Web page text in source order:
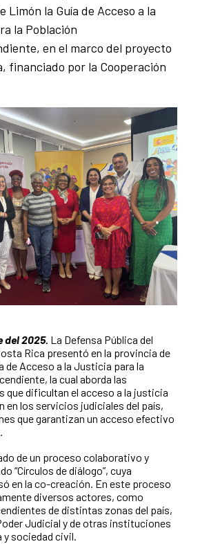
Limón la Guía de Acceso a la
la Población
en el marco del proyecto
financiado por la Cooperación
del 2025. La Defensa Pública del
Rica presentó en la provincia de
de Acceso a la Justicia para la
la cual aborda las
que dificultan el acceso a la justicia
en los servicios judiciales del país,
que garantizan un acceso efectivo
de un proceso colaborativo y
“Círculos de diálogo”, cuya
en la co-creación. En este proceso
diversos actores, como
de distintas zonas del país,
Judicial y de otras instituciones
y sociedad civil.